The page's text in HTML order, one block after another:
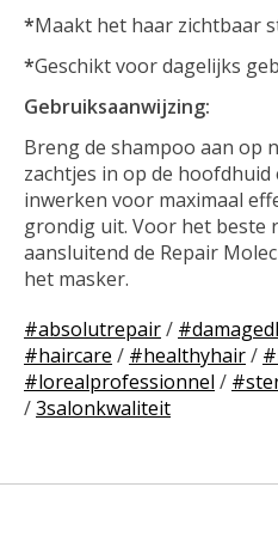
*Maakt het haar zichtbaar
*Geschikt voor dagelijks
Gebruiksaanwijzing:
Breng de shampoo aan op
zachtjes in op de hoofdhuid
inwerken voor maximaal
grondig uit. Voor het beste
aansluitend de Repair
het masker.
#absolutrepair/
#haircare / #healthyhair/
#lorealprofessionnel /
/3salonkwaliteit